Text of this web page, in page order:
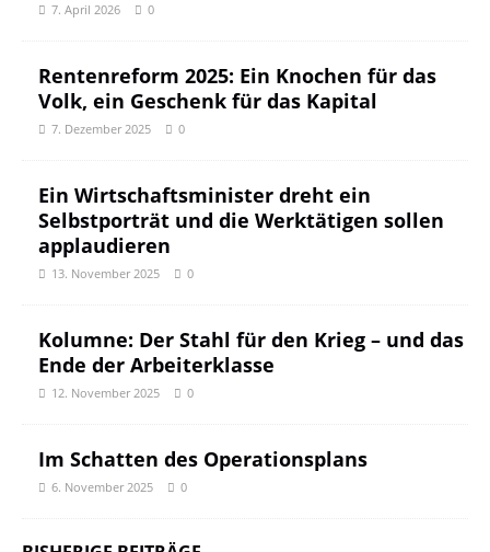
7. April 2026 0
Rentenreform 2025: Ein Knochen für das
Volk, ein Geschenk für das Kapital
7. Dezember 2025 0
Ein Wirtschaftsminister dreht ein
Selbstporträt und die Werktätigen sollen
applaudieren
13. November 2025 0
Kolumne: Der Stahl für den Krieg – und das
Ende der Arbeiterklasse
12. November 2025 0
Im Schatten des Operationsplans
6. November 2025 0